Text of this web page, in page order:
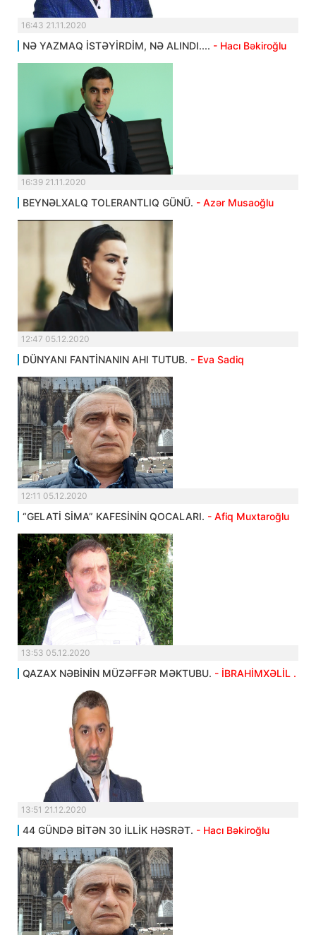
16:43 21.11.2020
NƏ YAZMAQ İSTƏYİRDİM, NƏ ALINDI.... - Hacı Bəkiroğlu
16:39 21.11.2020
BEYNƏLXALQ TOLERANTLIQ GÜNÜ. - Azər Musaoğlu
12:47 05.12.2020
DÜNYANI FANTİNANIN AHI TUTUB. - Eva Sadiq
12:11 05.12.2020
“GELATİ SİMA” KAFESİNİN QOCALARI. - Afiq Muxtaroğlu
13:53 05.12.2020
QAZAX NƏBİNİN MÜZƏFFƏR MƏKTUBU. - İBRAHİMXƏLİL .
13:51 21.12.2020
44 GÜNDƏ BİTƏN 30 İLLİK HƏSRƏT. - Hacı Bəkiroğlu